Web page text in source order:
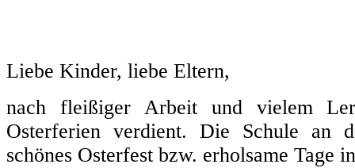
Liebe Kinder, liebe Eltern,
nach fleißiger Arbeit und vielem
Osterferien verdient. Die Schule an
schönes Osterfest bzw. erholsame Tage